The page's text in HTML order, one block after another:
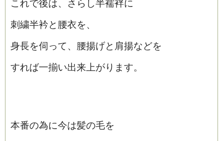
これで後は、さらし半襦袢に
刺繍半衿と腰衣を、
身長を伺って、腰揚げと肩揚などを
すれば一揃い出来上がります。
本番の為に今は髪の毛を